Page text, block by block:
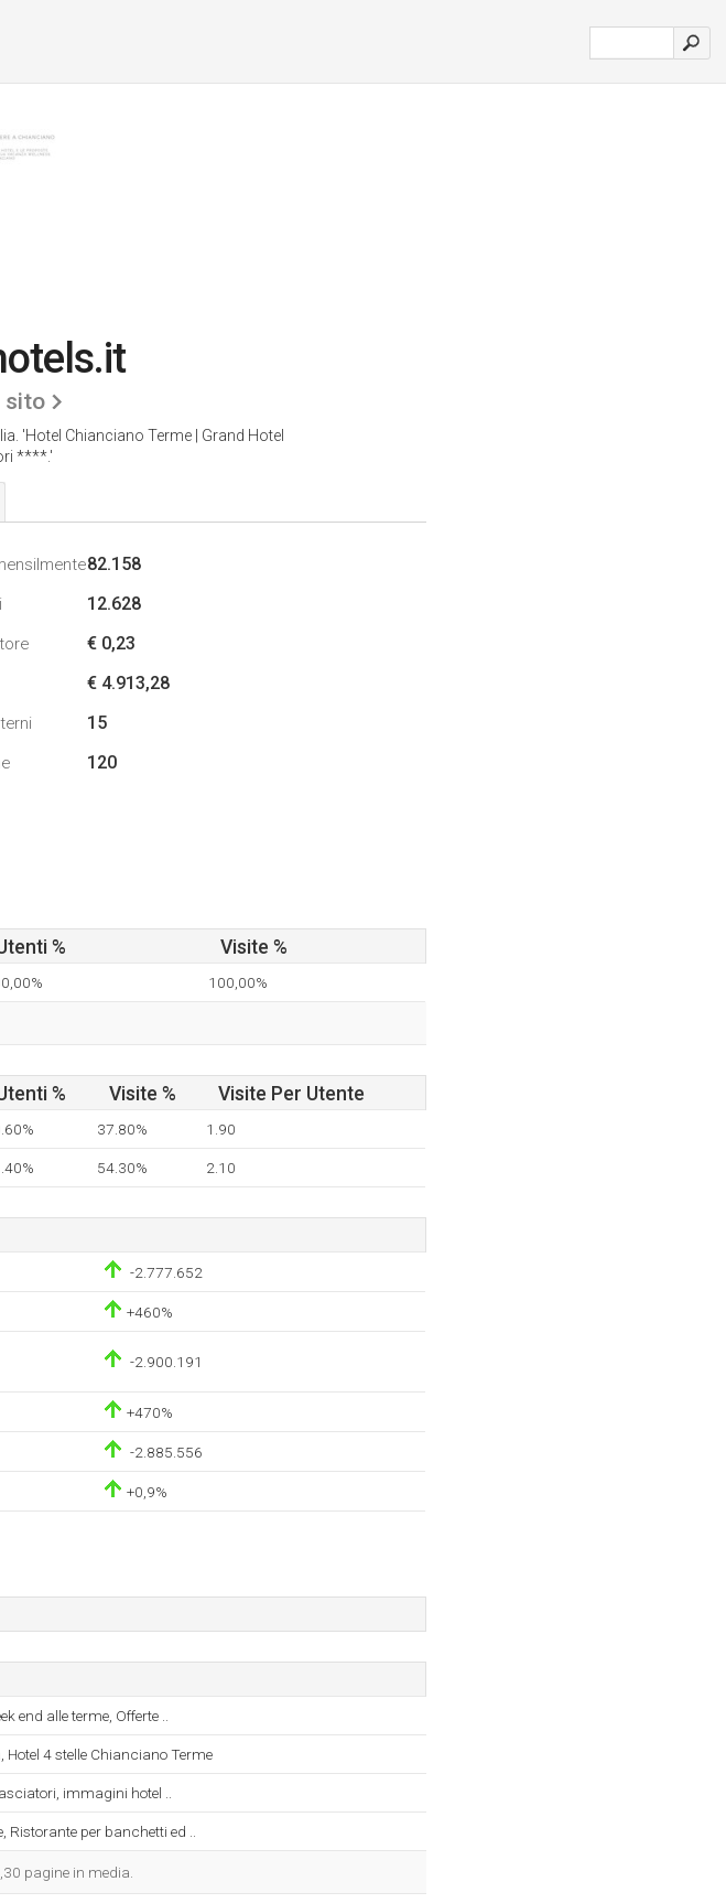
sito
'Hotel Chianciano Terme | Grand Hotel
****.'
82.158
12.628
€ 0,23
€ 4.913,28
15
120
% Visite %
100,00%
% Visite % Visite Per Utente
37.80% 1.90
54.30% 2.10
-2.777.652
+460%
-2.900.191
+470%
-2.885.556
+0,9%
end alle terme, Offerte ..
4 stelle Chianciano Terme
immagini hotel ..
per banchetti ed ..
pagine in media.